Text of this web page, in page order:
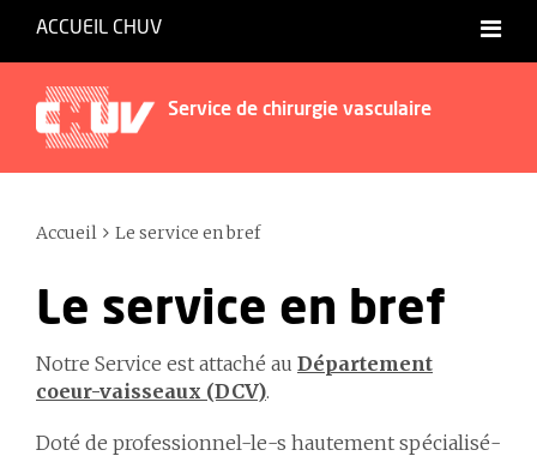
ACCUEIL CHUV
Service de chirurgie vasculaire
Accueil Le service en bref
Le service en bref
Notre Service est attaché au Département
coeur-vaisseaux (DCV).
Doté de professionnel-le-s hautement spécialisé-